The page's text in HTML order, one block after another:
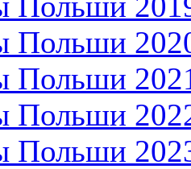
Польши
Польши
Польши
Польши